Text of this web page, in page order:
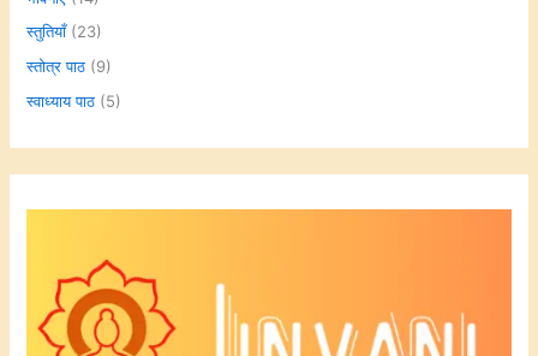
स्तुतियाँ(23)
स्तोत्र पाठ (9)
स्वाध्याय पाठ (5)